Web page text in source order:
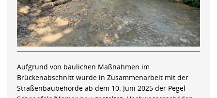
Aufgrund von baulichen Maßnahmen im
Brückenabschnitt wurde in Zusammenarbeit mit der
Straßenbaubehörde ab dem 10. Juni 2025 der Pegel